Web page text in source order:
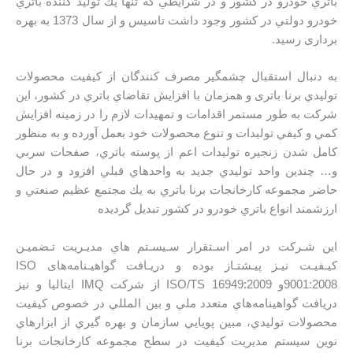
خودرو دولتي در كشور وجود داشت تاسیس و از سال 1373 به بهره
برداری رسید.
به دنبال استقبال چشمگير مصرف كنندگان از كيفيت محصولات
توليدي برنا باتری و همزمان با افزايش تقاضاي باتري در كشور، اين
شرکت به طور مستمر اقدامات و تمهيدات لازم را در زمينه افزايش
كمي و كيفي توليدات و تنوع محصولات خود بعمل آورده و به منظور
كامل شدن زنجيره توليدات اعم از پوسته باتري، صفحات سربي
و… چندين واحد توليدي جديد به واحدهاي قبلي افزود و در حال
حاضر مجموعه كارخانجات برنا باتري به يك مجتمع عظيم صنعتي و
ارزشمند انواع باتري خودرو در کشور تبديل گرديده
اين شـركت در امر اسـتقرار سـيسـتم هاي مديـريت تـضميـن
كيـفيـت نيـز پيـشتـاز بوده و دريـافت گواهیـنامه‌های ISO
9001:2008و ISO/TS 16949:2009 از شركت IMQ ايتاليا و نیز
دريافت گواهينامه‌هاي متعدد ملي و بين المللي در خصوص كيفيت
محصولات توليدي، مبين پويايي سازمان و بهره گيري از ابزارهاي
نوين سیستم مديريت کیفیت در سطح مجموعه كارخانجات برنا